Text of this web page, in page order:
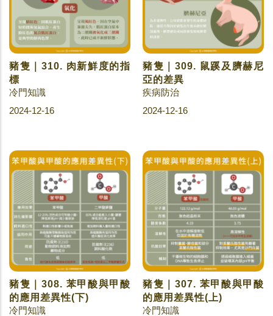
豬隻｜310. 肉新鮮度的指
標
冷門知識
2024-12-16
豬隻｜309. 鼠蹊及臍赫尼
亞的差異
疾病防治
2024-12-16
豬隻｜308. 苯甲酸與甲酸
的應用差異性(下)
冷門知識
豬隻｜307. 苯甲酸與甲酸
的應用差異性(上)
冷門知識